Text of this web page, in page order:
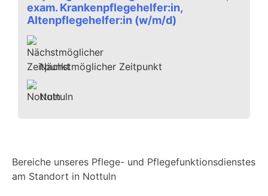
exam. Krankenpflegehelfer:in,
Altenpflegehelfer:in (w/m/d)
Nächstmöglicher Zeitpunkt
Nottuln
Bereiche unseres Pflege- und Pflegefunktionsdienstes
am Standort in Nottuln